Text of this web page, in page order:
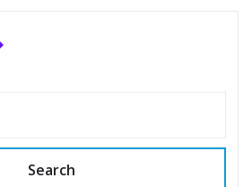
Search